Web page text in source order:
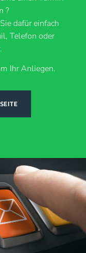
?
dafür einfach
Telefon oder
Ihr Anliegen.